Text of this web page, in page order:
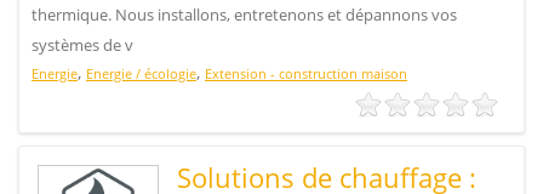
thermique. Nous installons, entretenons et dépannons vos
systèmes de v
Energie, Energie / écologie, Extension - construction maison
Solutions de chauffage :